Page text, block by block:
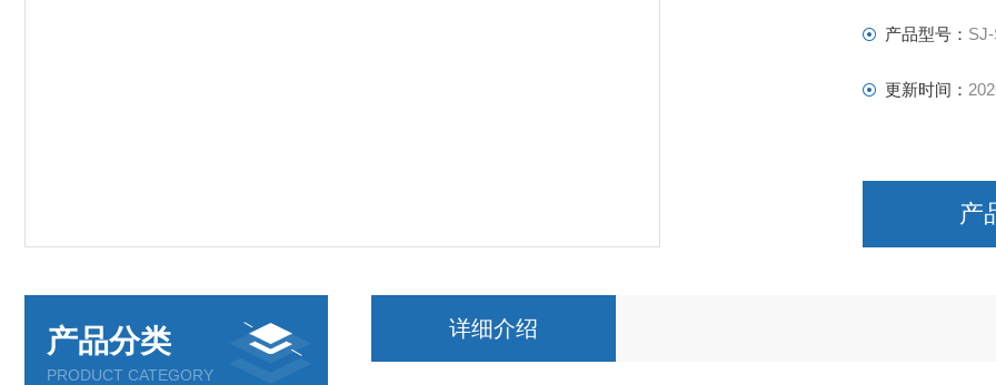
产品型号：
更新时间：
产
产品分类
PRODUCT CATEGORY
详细介绍